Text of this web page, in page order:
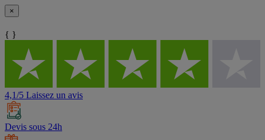
×
{ }
4,1/5 Laissez un avis
Devis sous 24h